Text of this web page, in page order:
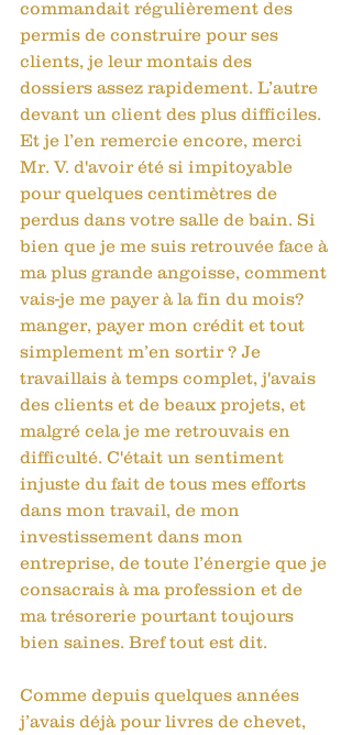
commandait régulièrement des
permis de construire pour ses
clients, je leur montais des
dossiers assez rapidement. L’autre
devant un client des plus difficiles.
Et je l’en remercie encore, merci
Mr. V. d'avoir été si impitoyable
pour quelques centimètres de
perdus dans votre salle de bain. Si
bien que je me suis retrouvée face à
ma plus grande angoisse, comment
vais-je me payer à la fin du mois?
manger, payer mon crédit et tout
simplement m’en sortir ? Je
travaillais à temps complet, j'avais
des clients et de beaux projets, et
malgré cela je me retrouvais en
difficulté. C'était un sentiment
injuste du fait de tous mes efforts
dans mon travail, de mon
investissement dans mon
entreprise, de toute l’énergie que je
consacrais à ma profession et de
ma trésorerie pourtant toujours
bien saines. Bref tout est dit.
Comme depuis quelques années
j’avais déjà pour livres de chevet,